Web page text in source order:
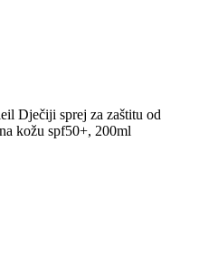
Dječiji sprej za zaštitu od
kožu spf50+, 200ml